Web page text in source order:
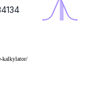
kalkylator/